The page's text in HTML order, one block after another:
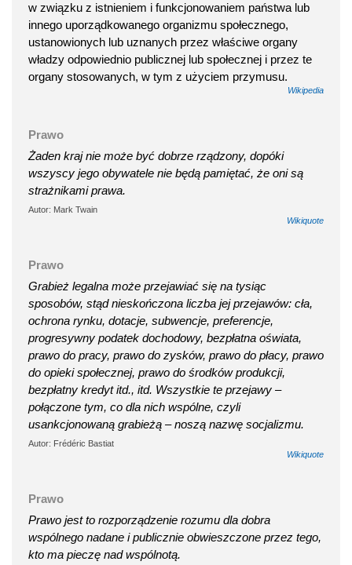
w związku z istnieniem i funkcjonowaniem państwa lub
innego uporządkowanego organizmu społecznego,
ustanowionych lub uznanych przez właściwe organy
władzy odpowiednio publicznej lub społecznej i przez te
organy stosowanych, w tym z użyciem przymusu.
Wikipedia
Prawo
Żaden kraj nie może być dobrze rządzony, dopóki
wszyscy jego obywatele nie będą pamiętać, że oni są
strażnikami prawa.
Autor: Mark Twain
Wikiquote
Prawo
Grabież legalna może przejawiać się na tysiąc
sposobów, stąd nieskończona liczba jej przejawów: cła,
ochrona rynku, dotacje, subwencje, preferencje,
progresywny podatek dochodowy, bezpłatna oświata,
prawo do pracy, prawo do zysków, prawo do płacy, prawo
do opieki społecznej, prawo do środków produkcji,
bezpłatny kredyt itd., itd. Wszystkie te przejawy –
połączone tym, co dla nich wspólne, czyli
usankcjonowaną grabieżą – noszą nazwę socjalizmu.
Autor: Frédéric Bastiat
Wikiquote
Prawo
Prawo jest to rozporządzenie rozumu dla dobra
wspólnego nadane i publicznie obwieszczone przez tego,
kto ma pieczę nad wspólnotą.